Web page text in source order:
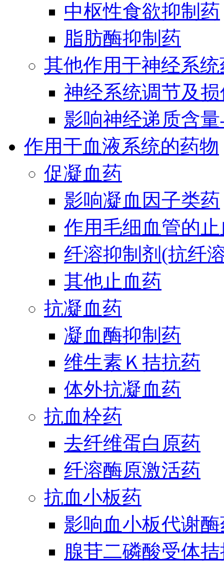
中枢性食欲抑制药
脂肪酶抑制药
其他作用于神经系统
神经系统调节及
影响神经递质含
作用于血液系统的药物
促凝血药
影响凝血因子类药
作用毛细血管的
纤溶抑制剂(抗纤
其他止血药
抗凝血药
凝血酶抑制药
维生素Ｋ拮抗药
体外抗凝血药
抗血栓药
去纤维蛋白原药
纤溶酶原激活药
抗血小板药
影响血小板代谢
腺苷二磷酸受体